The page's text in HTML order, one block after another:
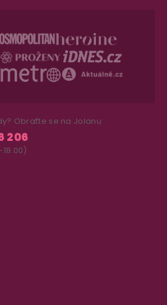
Obraťte se na Jolanu
206